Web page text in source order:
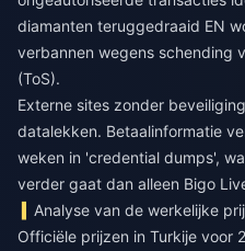
diamanten teruggedraaid EN
verbannen wegens schending
(ToS).
Externe sites zonder
datalekken. Betaalinformatie
weken in 'credential dumps',
verder gaat dan alleen Bigo
Analyse van de werkelijke
Officiële prijzen in Turkije voor